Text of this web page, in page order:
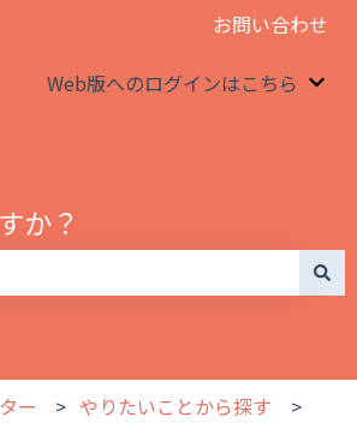
お問い合わせ
Web版へのログインはこちら
か？
ー
やりたいことから探す